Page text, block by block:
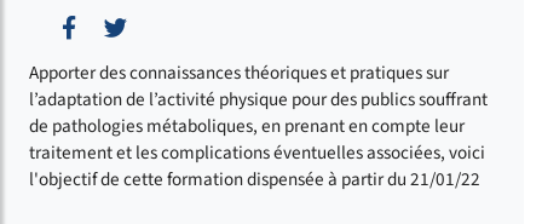
Partager sur Facebook
Partager sur Twitter
Apporter des connaissances théoriques et pratiques sur
l’adaptation de l’activité physique pour des publics souffrant
de pathologies métaboliques, en prenant en compte leur
traitement et les complications éventuelles associées, voici
l'objectif de cette formation dispensée à partir du 21/01/22